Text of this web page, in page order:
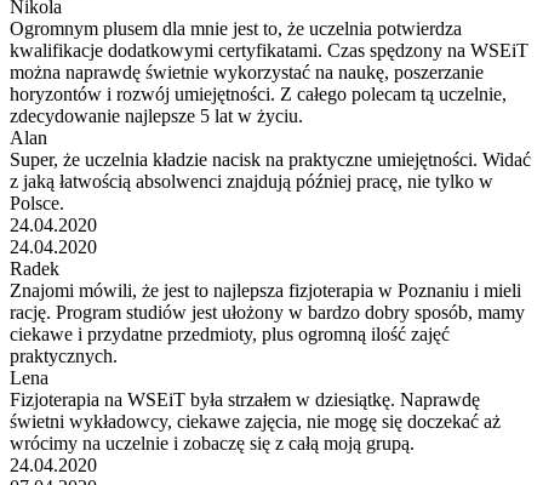
Nikola
Ogromnym plusem dla mnie jest to, że uczelnia potwierdza
kwalifikacje dodatkowymi certyfikatami. Czas spędzony na WSEiT
można naprawdę świetnie wykorzystać na naukę, poszerzanie
horyzontów i rozwój umiejętności. Z całego polecam tą uczelnie,
zdecydowanie najlepsze 5 lat w życiu.
Alan
Super, że uczelnia kładzie nacisk na praktyczne umiejętności. Widać
z jaką łatwością absolwenci znajdują później pracę, nie tylko w
Polsce.
24.04.2020
24.04.2020
Radek
Znajomi mówili, że jest to najlepsza fizjoterapia w Poznaniu i mieli
rację. Program studiów jest ułożony w bardzo dobry sposób, mamy
ciekawe i przydatne przedmioty, plus ogromną ilość zajęć
praktycznych.
Lena
Fizjoterapia na WSEiT była strzałem w dziesiątkę. Naprawdę
świetni wykładowcy, ciekawe zajęcia, nie mogę się doczekać aż
wrócimy na uczelnie i zobaczę się z całą moją grupą.
24.04.2020